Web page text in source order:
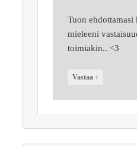
Tuon
mieleeni
toimiakin.. <3
Vastaa ↓